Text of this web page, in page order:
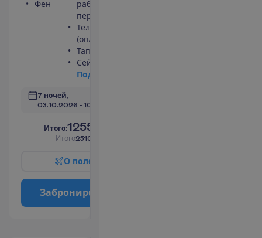
Фен
работает
периодически)
Телефон
(оплачивается)
Тапочки
Сейф
Под
7 ночей,
03.10.2026 - 10.10.2026
Итого:1255.00
Итого2510.00
О поле
Заброниро